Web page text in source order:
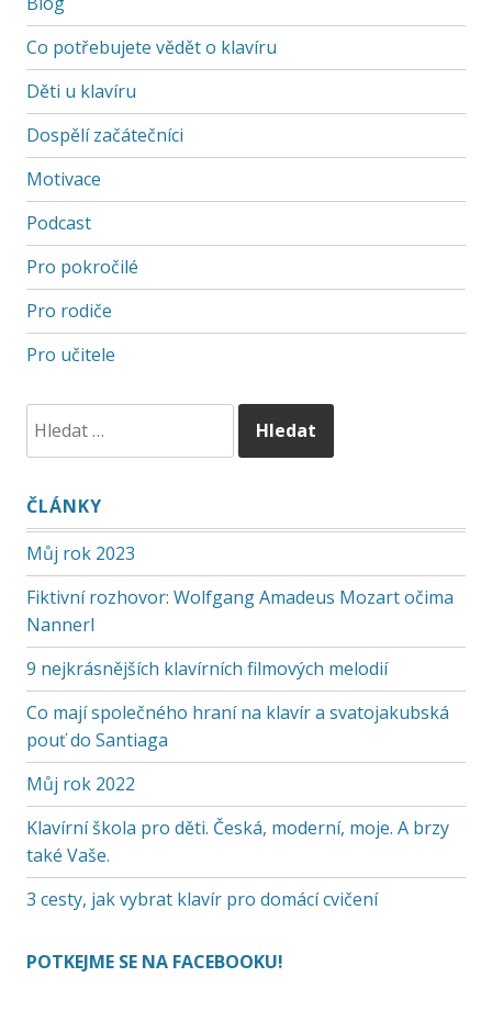
Co potřebujete vědět o klavíru
Děti u klavíru
Dospělí začátečníci
Motivace
Podcast
Pro pokročilé
Pro rodiče
Pro učitele
ČLÁNKY
Můj rok 2023
Fiktivní rozhovor: Wolfgang Amadeus Mozart očima
Nannerl
9 nejkrásnějších klavírních filmových melodií
Co mají společného hraní na klavír a svatojakubská
pouť do Santiaga
Můj rok 2022
Klavírní škola pro děti. Česká, moderní, moje. A brzy
také Vaše.
3 cesty, jak vybrat klavír pro domácí cvičení
POTKEJME SE NA FACEBOOKU!